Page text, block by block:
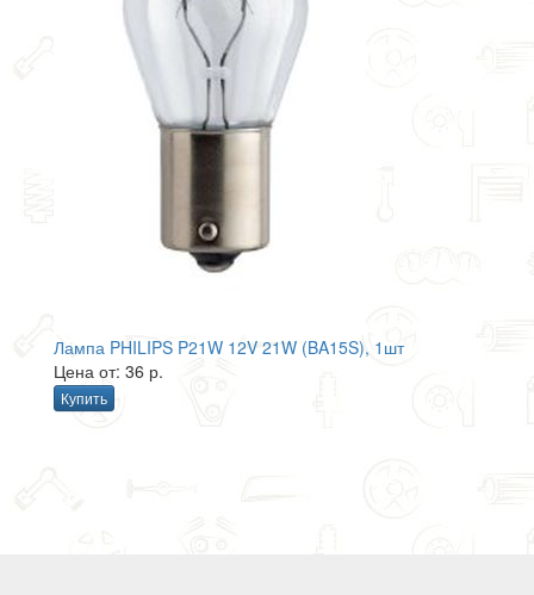
Лампа PHILIPS P21W 12V 21W (BA15S), 1шт
Цена от: 36 р.
Купить